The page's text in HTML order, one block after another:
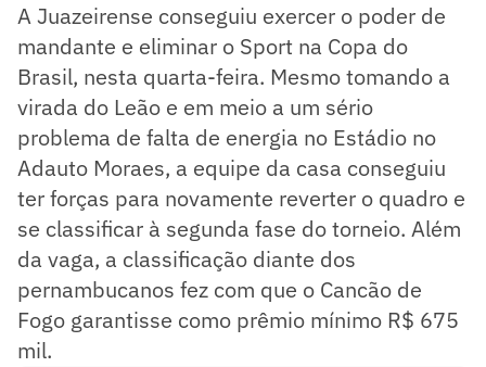
A Juazeirense conseguiu exercer o poder de
mandante e eliminar o Sport na Copa do
Brasil, nesta quarta-feira. Mesmo tomando a
virada do Leão e em meio a um sério
problema de falta de energia no Estádio no
Adauto Moraes, a equipe da casa conseguiu
ter forças para novamente reverter o quadro e
se classificar à segunda fase do torneio. Além
da vaga, a classificação diante dos
pernambucanos fez com que o Cancão de
Fogo garantisse como prêmio mínimo R$ 675
mil.